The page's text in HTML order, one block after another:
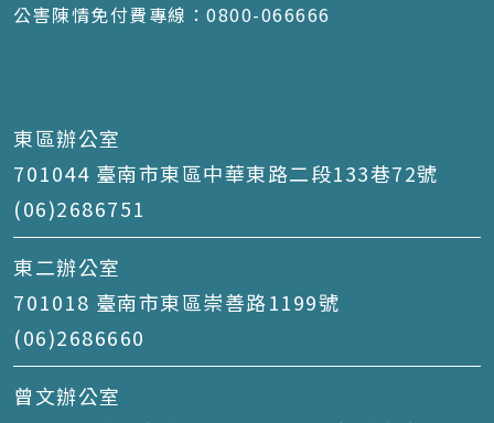
公害陳情免付費專線：0800-066666
東區辦公室
701044 臺南市東區中華東路二段133巷72號
(06)2686751
東二辦公室
701018 臺南市東區崇善路1199號
(06)2686660
曾文辦公室